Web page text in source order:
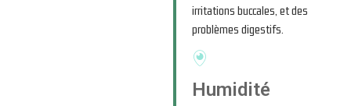
irritations buccales, et des
problèmes digestifs.
Humidité